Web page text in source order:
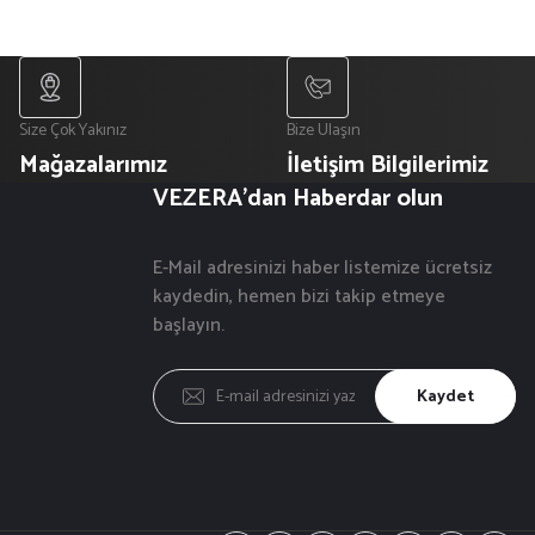
Siyah Kırmızı Ara Biyeli Yarım Önlük
Size Çok Yakınız
Mağazalarımız
Bize Ulaşın
İletişim Bilgilerimiz
VEZERA'dan Haberdar olun
E-Mail adresinizi haber listemize ücretsiz
kaydedin, hemen bizi takip etmeye
başlayın.
Kaydet